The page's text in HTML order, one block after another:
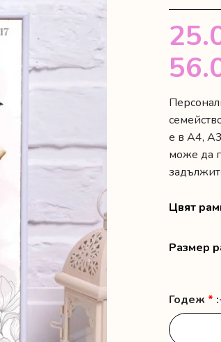
е в А4,
може да
Цвят
Размер
Годеж *